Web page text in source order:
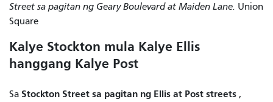
Street sa pagitan ng Geary Boulevard at Maiden Lane. Union
Square
Kalye Stockton mula Kalye Ellis
hanggang Kalye Post
Sa Stockton Street sa pagitan ng Ellis at Post streets ,